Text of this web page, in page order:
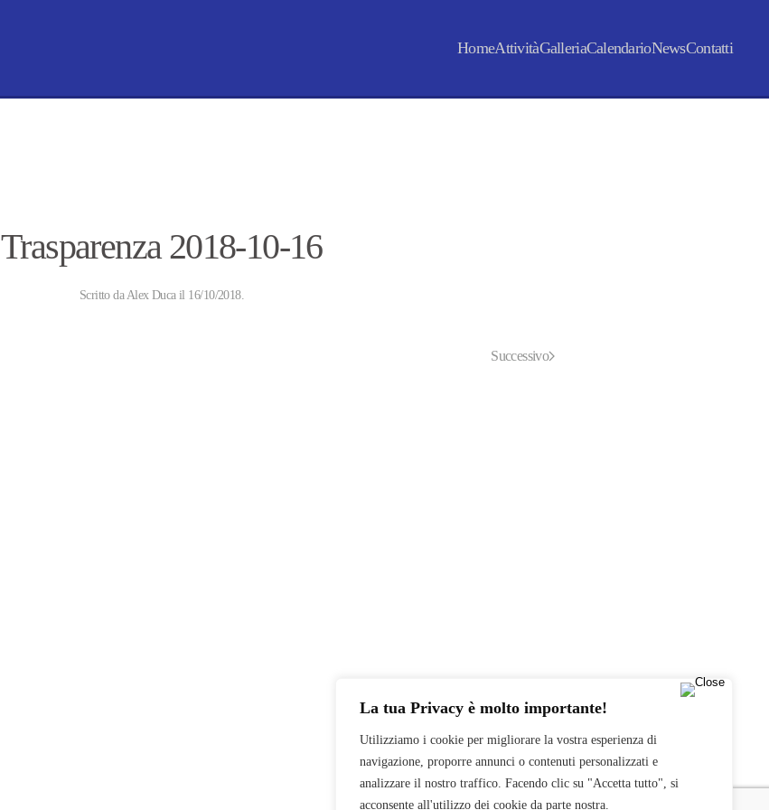
La tua Privacy è molto importante!
Utilizziamo i cookie per migliorare la vostra esperienza di
navigazione, proporre annunci o contenuti personalizzati e
analizzare il nostro traffico. Facendo clic su "Accetta tutto", si
acconsente all'utilizzo dei cookie da parte nostra.
HomeAttivitàGalleriaCalendarioNewsContatti
Trasparenza 2018-10-16
Scritto daAlex Ducail 16/10/2018.
Successivo